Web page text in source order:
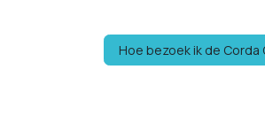
Hoe bezoek ik de Corda